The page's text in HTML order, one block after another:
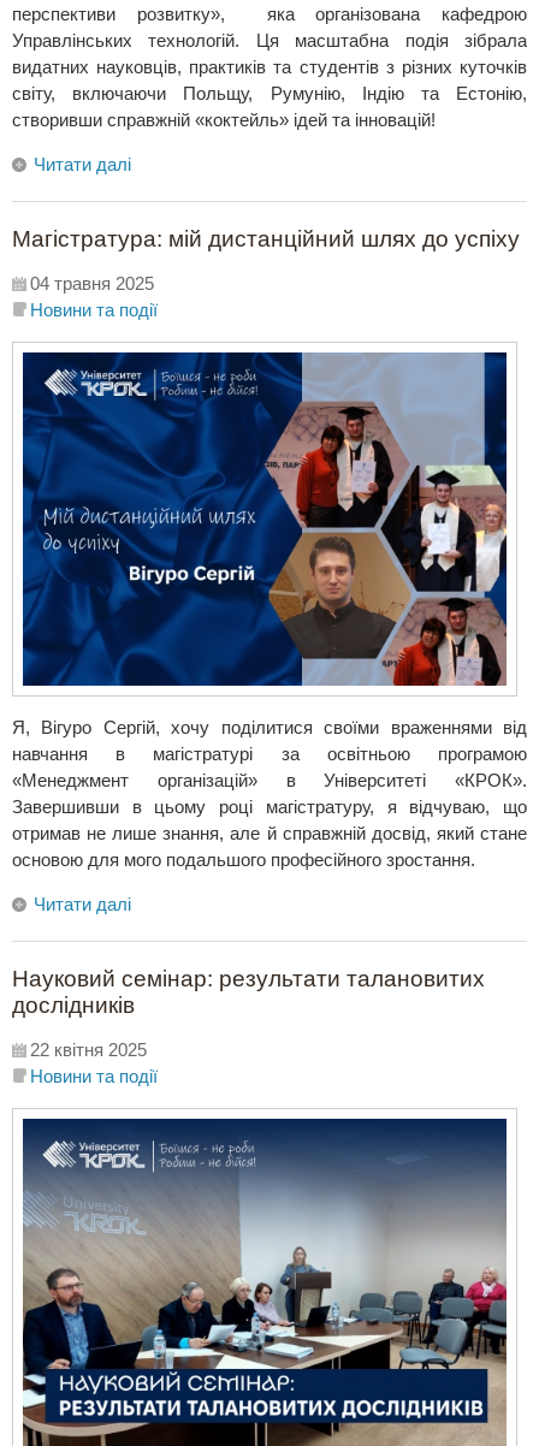
перспективи розвитку», яка організована кафедрою
Управлінських технологій. Ця масштабна подія зібрала
видатних науковців, практиків та студентів з різних куточків
світу, включаючи Польщу, Румунію, Індію та Естонію,
створивши справжній «коктейль» ідей та інновацій!
Читати далі
Магістратура: мій дистанційний шлях до успіху
04 травня 2025
Новини та події
Я, Вігуро Сергій, хочу поділитися своїми враженнями від
навчання в магістратурі за освітньою програмою
«Менеджмент організацій» в Університеті «КРОК».
Завершивши в цьому році магістратуру, я відчуваю, що
отримав не лише знання, але й справжній досвід, який стане
основою для мого подальшого професійного зростання.
Читати далі
Науковий семінар: результати талановитих
дослідників
22 квітня 2025
Новини та події